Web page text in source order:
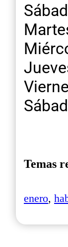
Temas
enero,